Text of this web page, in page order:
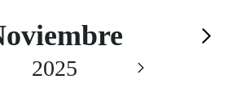
de
Saltar el calendario
2025